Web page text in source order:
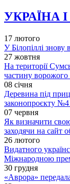
УКРАЇНА І
17 лютого
У Білопіллі знову
27 жовтня
На території
частину
08 січня
Деревина під
законопроєкту
07 червня
Як визначити
заходячи на сайт
26 лютого
Видатного
Міжнародною
30 грудня
«Аврора»